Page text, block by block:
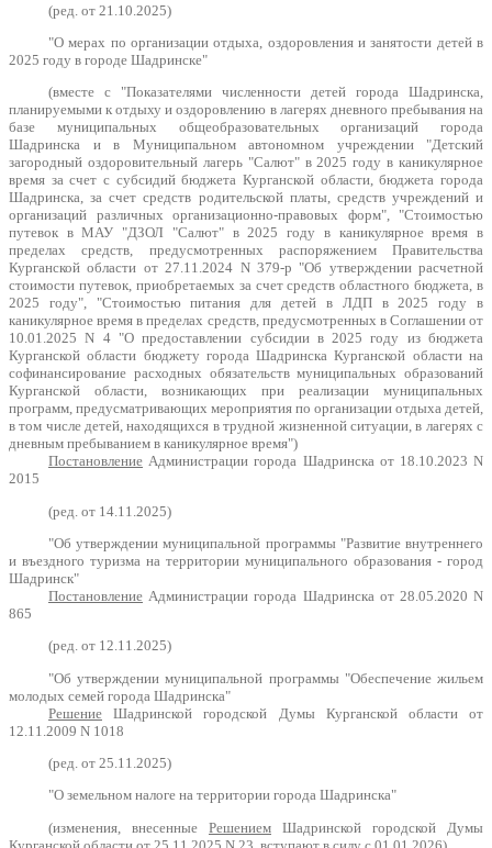
(ред. от 21.10.2025)
"О мерах по организации отдыха, оздоровления и занятости детей в
2025 году в городе Шадринске"
(вместе с "Показателями численности детей города Шадринска,
планируемыми к отдыху и оздоровлению в лагерях дневного пребывания на
базе муниципальных общеобразовательных организаций города
Шадринска и в Муниципальном автономном учреждении "Детский
загородный оздоровительный лагерь "Салют" в 2025 году в каникулярное
время за счет с субсидий бюджета Курганской области, бюджета города
Шадринска, за счет средств родительской платы, средств учреждений и
организаций различных организационно-правовых форм", "Стоимостью
путевок в МАУ "ДЗОЛ "Салют" в 2025 году в каникулярное время в
пределах средств, предусмотренных распоряжением Правительства
Курганской области от 27.11.2024 N 379-р "Об утверждении расчетной
стоимости путевок, приобретаемых за счет средств областного бюджета, в
2025 году", "Стоимостью питания для детей в ЛДП в 2025 году в
каникулярное время в пределах средств, предусмотренных в Соглашении от
10.01.2025 N 4 "О предоставлении субсидии в 2025 году из бюджета
Курганской области бюджету города Шадринска Курганской области на
софинансирование расходных обязательств муниципальных образований
Курганской области, возникающих при реализации муниципальных
программ, предусматривающих мероприятия по организации отдыха детей,
в том числе детей, находящихся в трудной жизненной ситуации, в лагерях с
дневным пребыванием в каникулярное время")
Постановление Администрации города Шадринска от 18.10.2023 N
2015
(ред. от 14.11.2025)
"Об утверждении муниципальной программы "Развитие внутреннего
и въездного туризма на территории муниципального образования - город
Шадринск"
Постановление Администрации города Шадринска от 28.05.2020 N
865
(ред. от 12.11.2025)
"Об утверждении муниципальной программы "Обеспечение жильем
молодых семей города Шадринска"
Решение Шадринской городской Думы Курганской области от
12.11.2009 N 1018
(ред. от 25.11.2025)
"О земельном налоге на территории города Шадринска"
(изменения, внесенные Решением Шадринской городской Думы
Курганской области от 25.11.2025 N 23, вступают в силу с 01.01.2026)